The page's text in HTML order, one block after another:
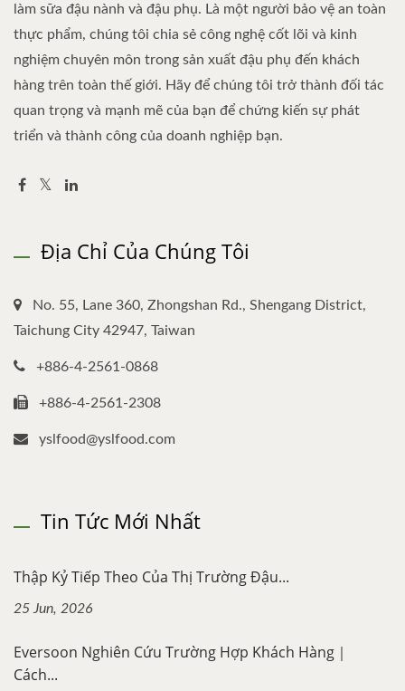
làm sữa đậu nành và đậu phụ. Là một người bảo vệ an toàn
thực phẩm, chúng tôi chia sẻ công nghệ cốt lõi và kinh
nghiệm chuyên môn trong sản xuất đậu phụ đến khách
hàng trên toàn thế giới. Hãy để chúng tôi trở thành đối tác
quan trọng và mạnh mẽ của bạn để chứng kiến sự phát
triển và thành công của doanh nghiệp bạn.
Địa Chỉ Của Chúng Tôi
No. 55, Lane 360, Zhongshan Rd., Shengang District,
Taichung City 42947, Taiwan
+886-4-2561-0868
+886-4-2561-2308
yslfood@yslfood.com
Tin Tức Mới Nhất
Thập Kỷ Tiếp Theo Của Thị Trường Đậu...
25 Jun, 2026
Eversoon Nghiên Cứu Trường Hợp Khách Hàng｜
Cách...